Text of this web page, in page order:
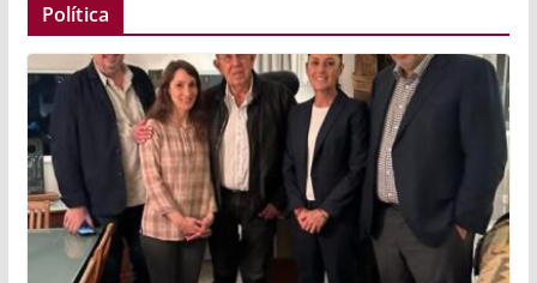
Política